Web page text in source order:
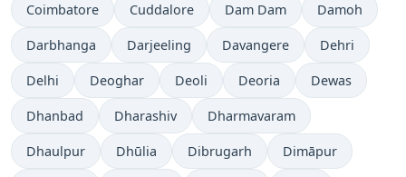
Coimbatore Cuddalore Dam Dam Damoh
Darbhanga Darjeeling Davangere Dehri
Delhi Deoghar Deoli Deoria Dewas
Dhanbad Dharashiv Dharmavaram
Dhaulpur Dhūlia Dibrugarh Dimāpur